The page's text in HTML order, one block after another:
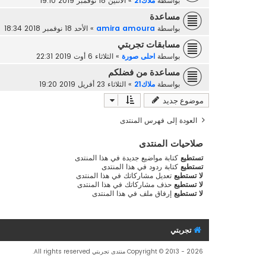
مساعدة
بواسطة amira amoura
» الأحد 18 نوفمبر 2018 18:34
مسابقات تجربتي
بواسطة احلى صورة » الثلاثاء 6 أوت 2019 22:31
مساعدة من فضلكم
بواسطة ملاك21 » الثلاثاء 23 أفريل 2019 19:20
موضوع جديد
العودة إلى فهرس المنتدى
صلاحيات المنتدى
تستطيع كتابة مواضيع جديدة في هذا المنتدى
تستطيع كتابة ردود في هذا المنتدى
لا تستطيع تعديل مشاركاتك في هذا المنتدى
لا تستطيع حذف مشاركاتك في هذا المنتدى
لا تستطيع إرفاق ملف في هذا المنتدى
تجربتي
Copyright © 2013 - 2026 منتدى تجربتي All rights reserved.